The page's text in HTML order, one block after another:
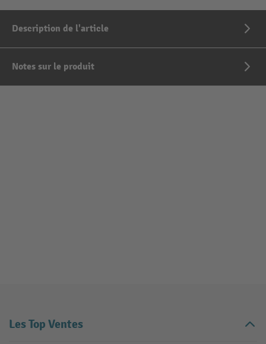
Description de l'article
Notes sur le produit
Les Top Ventes